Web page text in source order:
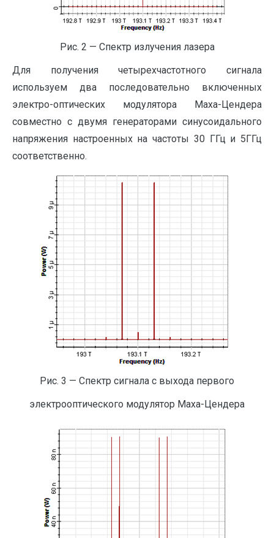
Рис. 2 — Спектр излучения лазера
Для получения четырехчастотного сигнала
используем два последовательно включенных
электро-оптических модулятора Маха-Цендера
совместно с двумя генераторами синусоидального
напряжения настроенных на частоты 30 ГГц и 5ГГц
соответственно.
Рис. 3 — Спектр сигнала с выхода первого
электрооптического модулятор Маха-Цендера